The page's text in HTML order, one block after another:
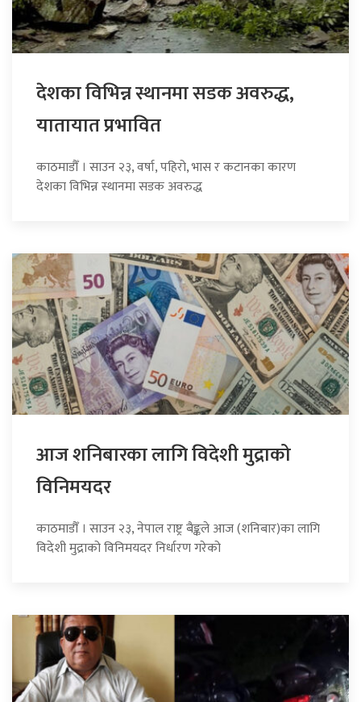
देशका विभिन्न स्थानमा सडक अवरुद्ध,
यातायात प्रभावित
काठमाडौँ । साउन २३, वर्षा, पहिरो, भास र कटानका कारण
देशका विभिन्न स्थानमा सडक अवरुद्ध
आज शनिबारका लागि विदेशी मुद्राको
विनिमयदर
काठमाडौँ । साउन २३, नेपाल राष्ट्र बैङ्कले आज (शनिबार)का लागि
विदेशी मुद्राको विनिमयदर निर्धारण गरेको